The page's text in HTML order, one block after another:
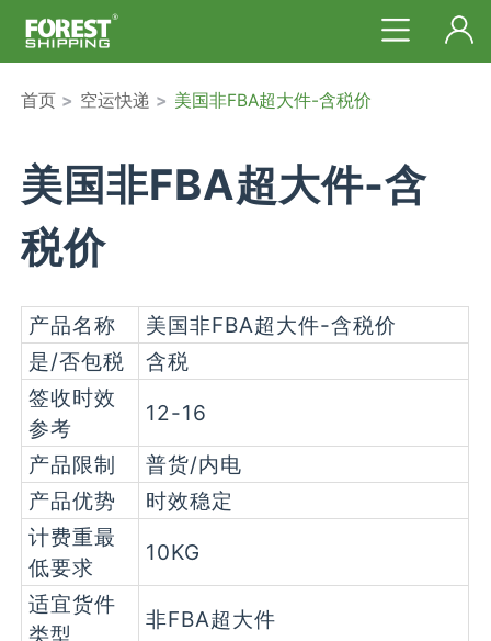
首页 > 空运快递 > 美国非FBA超大件-含税价
美国非FBA超大件-含
税价
产品名称
美国非FBA超大件-含税价
是/否包税
含税
签收时效
参考
12-16
产品限制
普货/内电
产品优势
时效稳定
计费重最
低要求
10KG
适宜货件
类型
非FBA超大件